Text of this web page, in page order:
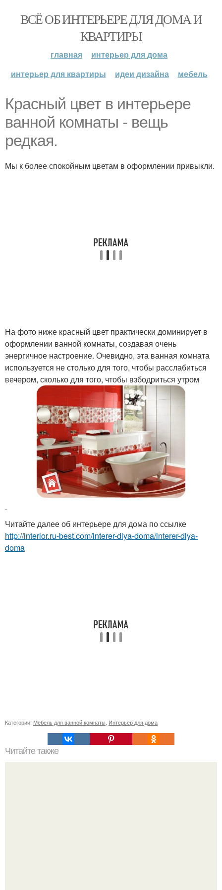
ВСЁ ОБ ИНТЕРЬЕРЕ ДЛЯ ДОМА И
КВАРТИРЫ
главная
интерьер для дома
интерьер для квартиры
идеи дизайна мебель
Красный цвет в интерьере
ванной комнаты - вещь
редкая.
Мы к более спокойным цветам в оформлении привыкли.
На фото ниже красный цвет практически доминирует в
оформлении ванной комнаты, создавая очень
энергичное настроение. Очевидно, эта ванная комната
используется не столько для того, чтобы расслабиться
вечером, сколько для того, чтобы взбодриться утром
.
Читайте далее об интерьере для дома по ссылке
http://interior.ru-best.com/interer-dlya-doma/interer-dlya-
doma
Категории: Мебель для ванной комнаты Интерьер для дома
Читайте также